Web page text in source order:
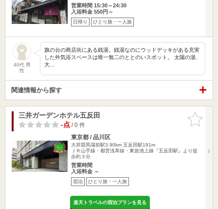
営業時間 15:30～24:30
入浴料金 550円～
日帰り ひとり旅・一人旅
40代 男
性
旗の台の商店街にある銭湯。銭湯なのにウッドデッキがある充実
した外気浴スペースは唯一無二のととのいスポット。 太陽の湯、
大…
関連情報から探す
お気に入
りに追加
三井ガーデンホテル五反田
-点/ 0 件
東京都 / 品川区
大井競馬場前駅3.90km 五反田駅191m
ＪＲ山手線・都営浅草線・東急池上線『五反田駅』より徒
歩約３分
営業時間
入浴料金 ～
宿泊 ひとり旅・一人旅
楽天トラベルの宿泊プランを見る